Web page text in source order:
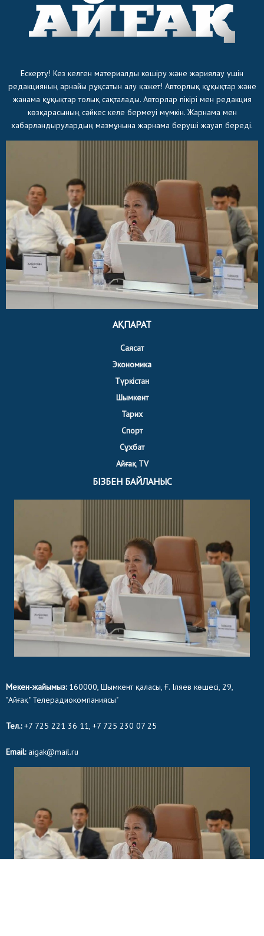
Ескерту! Кез келген материалды көшіру және жариялау үшін
редакцияның арнайы рұқсатын алу қажет! Авторлық құқықтар және
жанама құқықтар толық сақталады. Авторлар пікірі мен редакция
көзқарасының сәйкес келе бермеуі мүмкін. Жарнама мен
хабарландырулардың мазмұнына жарнама беруші жауап береді.
АҚПАРАТ
Саясат
Экономика
Түркістан
Шымкент
Тарих
Спорт
Сұхбат
Айғақ TV
БІЗБЕН БАЙЛАНЫС
Мекен-жайымыз:160000, Шымкент қаласы, Ғ. Іляев көшесі, 29,
"Айғақ" Телерадиокомпаниясы"
Тел.:+7 725 221 36 11, +7 725 230 07 25
Email:aigak@mail.ru